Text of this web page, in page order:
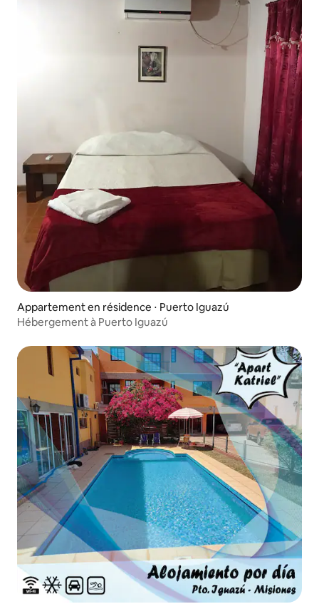
Appartement en résidence ⋅ Puerto Iguazú
Hébergement à Puerto Iguazú